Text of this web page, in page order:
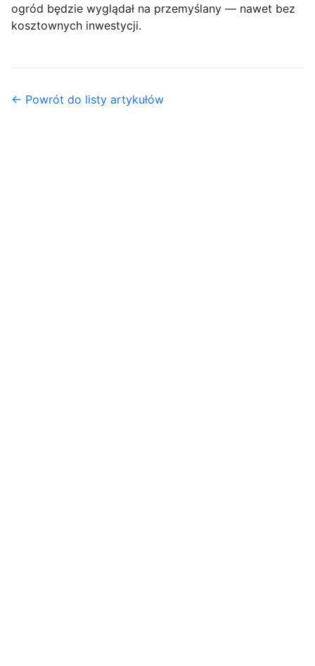
ogród będzie wyglądał na przemyślany — nawet bez
kosztownych inwestycji.
← Powrót do listy artykułów